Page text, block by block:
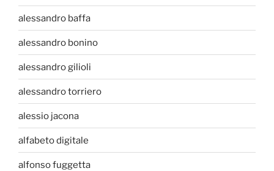
alessandro baffa
alessandro bonino
alessandro gilioli
alessandro torriero
alessio jacona
alfabeto digitale
alfonso fuggetta